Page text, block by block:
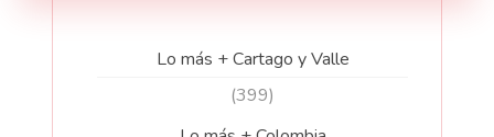
Lo más + Cartago y Valle
(399)